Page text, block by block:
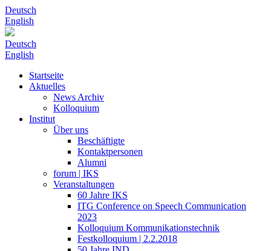
Deutsch
English
Deutsch
English
Startseite
Aktuelles
News Archiv
Kolloquium
Institut
Über uns
Beschäftigte
Kontaktpersonen
Alumni
forum | IKS
Veranstaltungen
60 Jahre IKS
ITG Conference on Speech Communication
2023
Kolloquium Kommunikationstechnik
Festkolloquium | 2.2.2018